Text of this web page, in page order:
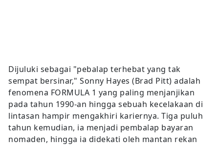
Dijuluki sebagai "pebalap terhebat yang tak
sempat bersinar," Sonny Hayes (Brad Pitt) adalah
fenomena FORMULA 1 yang paling menjanjikan
pada tahun 1990-an hingga sebuah kecelakaan di
lintasan hampir mengakhiri kariernya. Tiga puluh
tahun kemudian, ia menjadi pembalap bayaran
nomaden, hingga ia didekati oleh mantan rekan